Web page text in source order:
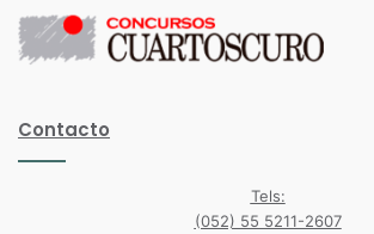
Contacto
Tels:
(052) 55 5211-2607